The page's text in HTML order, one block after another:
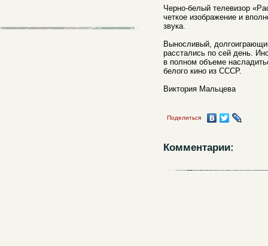
Черно-белый телевизор
четкое изображение и
звука.
Выносливый,
расстались по сей день.
в полном объеме
белого кино из СССР.
Виктория Мальцева
Поделиться
Комментарии: